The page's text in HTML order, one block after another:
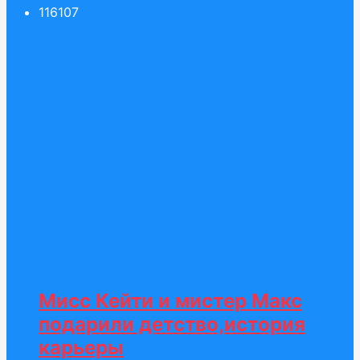
116107
Мисс Кейти и мистер Макс
подарили детство,история
карьеры